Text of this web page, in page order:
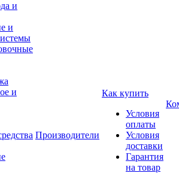
и
и
и
Производители
Как купить
Условия
оплаты
Условия
доставки
Гарантия
на товар